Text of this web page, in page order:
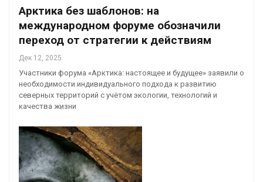
Арктика без шаблонов: на
международном форуме обозначили
переход от стратегии к действиям
Дек 12, 2025
Участники форума «Арктика: настоящее и будущее» заявили о
необходимости индивидуального подхода к развитию
северных территорий с учётом экологии, технологий и
качества жизни